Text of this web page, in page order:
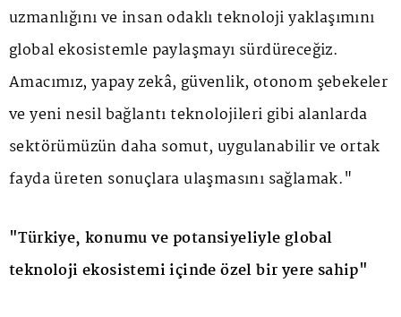
uzmanlığını ve insan odaklı teknoloji yaklaşımını
global ekosistemle paylaşmayı sürdüreceğiz.
Amacımız, yapay zekâ, güvenlik, otonom şebekeler
ve yeni nesil bağlantı teknolojileri gibi alanlarda
sektörümüzün daha somut, uygulanabilir ve ortak
fayda üreten sonuçlara ulaşmasını sağlamak."
"Türkiye, konumu ve potansiyeliyle global
teknoloji ekosistemi içinde özel bir yere sahip"